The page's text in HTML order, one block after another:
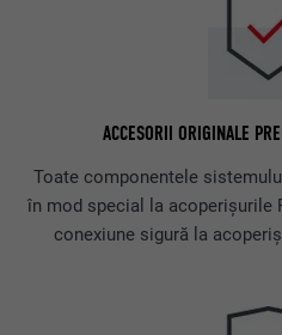
ACCESORII ORIGINALE
Toate componentele
în mod special la acoperișurile
conexiune sigură la